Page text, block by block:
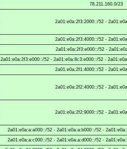
78.211.160.0/23
2a01:e0a:2f3:2000::/52 -
2a01:e0a:2f3:4000::/52 -
2a01:e0a:2f3:e000::/52 -
2a01:e0a:2f3:e000::/52 - 2a01:e0a:8c3:e000::/52 -
2a01:e0a:2f1:4000::/52 -
2a01:e0a:2f2:4000::/52 -
2a01:e0a:2f2:9000::/52 -
2a01:e0a:a:a000::/52 - 2a01:e0a:a:b000::/52 -
2a01:e0a:a:c000::/52 - 2a01:e0a:a:d000::/52 -